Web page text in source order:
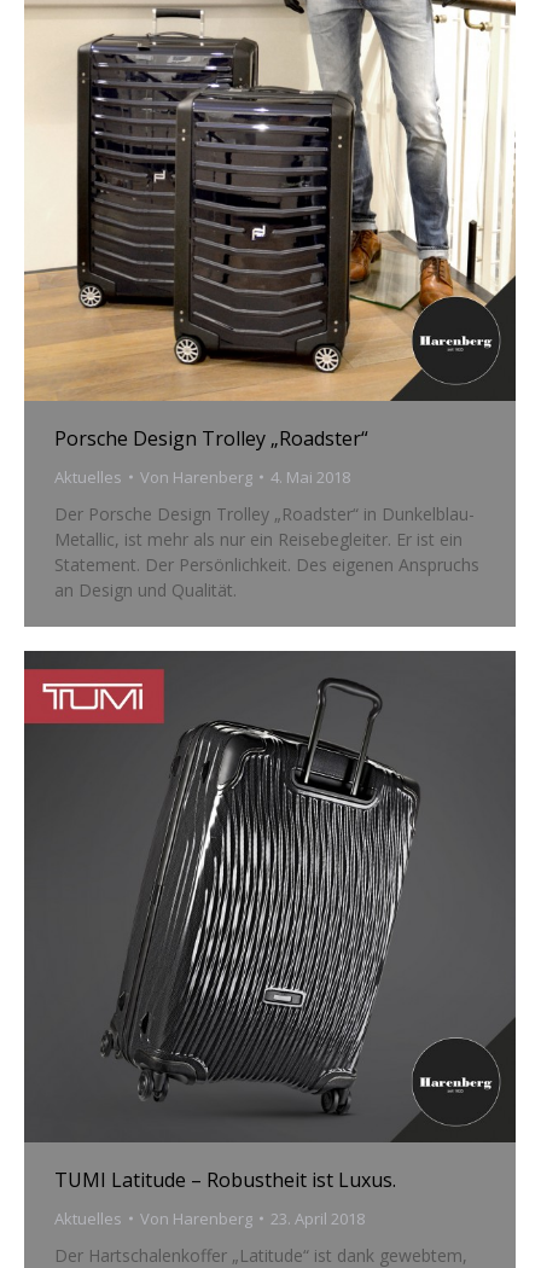
Porsche Design Trolley „Roadster“
Aktuelles Von Harenberg 4. Mai 2018
Der Porsche Design Trolley „Roadster“ in Dunkelblau-
Metallic, ist mehr als nur ein Reisebegleiter. Er ist ein
Statement. Der Persönlichkeit. Des eigenen Anspruchs
an Design und Qualität.
TUMI Latitude – Robustheit ist Luxus.
Aktuelles Von Harenberg 23. April 2018
Der Hartschalenkoffer „Latitude“ ist dank gewebtem,